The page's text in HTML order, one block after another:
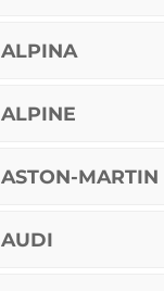
ALPINA
ALPINE
ASTON-MARTIN
AUDI